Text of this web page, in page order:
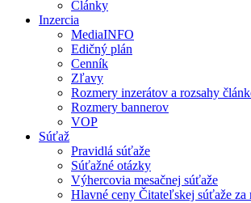
Články
Inzercia
MediaINFO
Edičný plán
Cenník
Zľavy
Rozmery inzerátov a rozsahy
Rozmery bannerov
VOP
Súťaž
Pravidlá súťaže
Súťažné otázky
Výhercovia mesačnej súťaže
Hlavné ceny Čitateľskej súťaže